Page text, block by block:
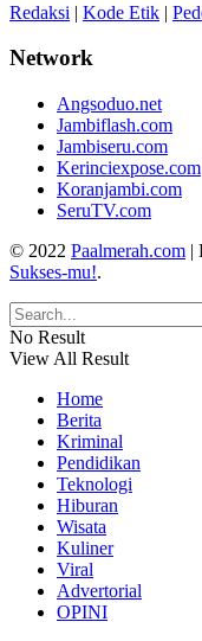
Redaksi | Kode Etik |
Network
Angsoduo.net
Jambiflash.com
Jambiseru.com
Kerinciexpose.com
Koranjambi.com
SeruTV.com
© 2022 Paalmerah.com |
Sukses-mu!.
No Result
View All Result
Home
Berita
Kriminal
Pendidikan
Teknologi
Hiburan
Wisata
Kuliner
Viral
Advertorial
OPINI